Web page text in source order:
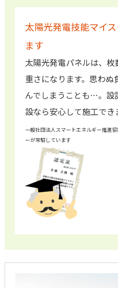
太陽光発電技能マイ
ます
太陽光発電パネルは、
重さになります。思わ
んでしまうことも…。設
設なら安心して施工でき
一般社団法人スマートエネルギー推進
ーが常駐しています